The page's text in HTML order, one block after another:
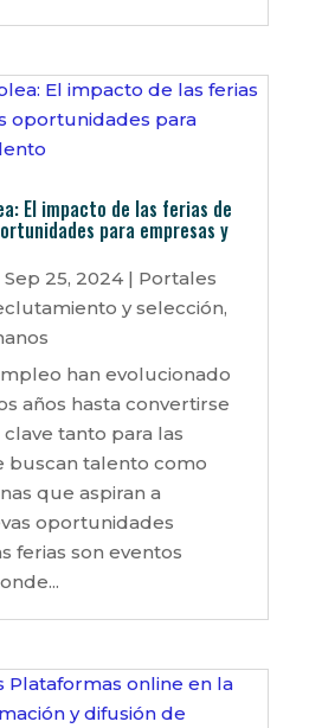
El impacto de las ferias de
para empresas y
Sep 25, 2024| Portales
y selección,
han evolucionado
años hasta convertirse
tanto para las
buscan talento como
que aspiran a
oportunidades
ferias son eventos